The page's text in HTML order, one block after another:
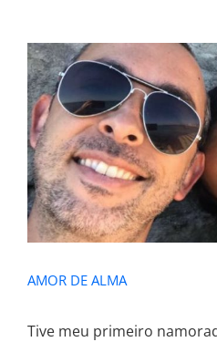
AMOR
AMOR DE ALMA
Tive meu primeiro